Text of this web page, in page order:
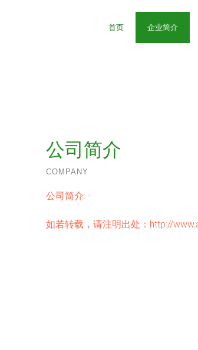
首页 企业简介
公司简介
COMPANY
公司简介: -
如若转载，请注明出处：http://